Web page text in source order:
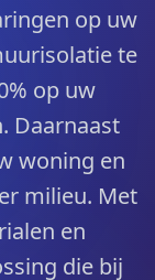
op uw
te
op uw
Daarnaast
woning en
milieu. Met
en
die bij